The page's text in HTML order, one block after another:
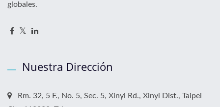
globales.
Nuestra Dirección
Rm. 32, 5 F., No. 5, Sec. 5, Xinyi Rd., Xinyi Dist., Taipei